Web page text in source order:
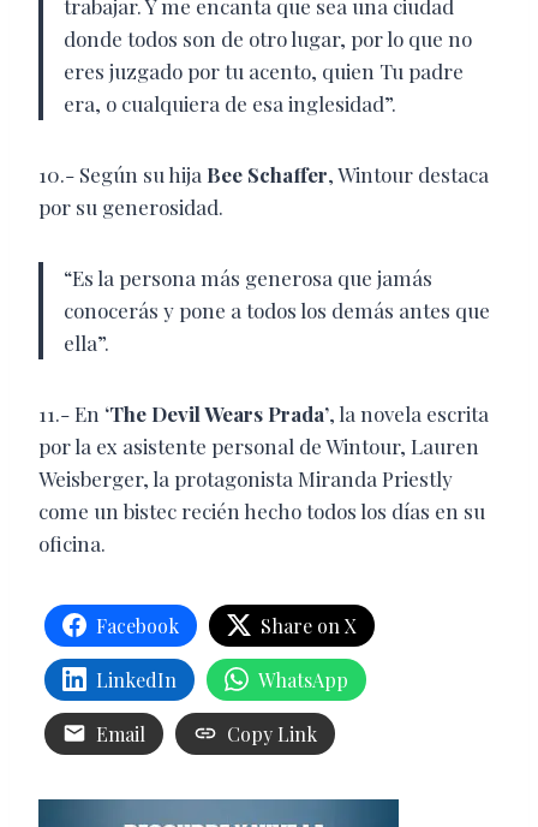
trabajar. Y me encanta que sea una ciudad
donde todos son de otro lugar, por lo que no
eres juzgado por tu acento, quien Tu padre
era, o cualquiera de esa inglesidad”.
10.- Según su hija Bee Schaffer, Wintour destaca
por su generosidad.
“Es la persona más generosa que jamás
conocerás y pone a todos los demás antes que
ella”.
11.- En ‘The Devil Wears Prada’, la novela escrita
por la ex asistente personal de Wintour, Lauren
Weisberger, la protagonista Miranda Priestly
come un bistec recién hecho todos los días en su
oficina.
Facebook Share on X
LinkedIn WhatsApp
Email Copy Link